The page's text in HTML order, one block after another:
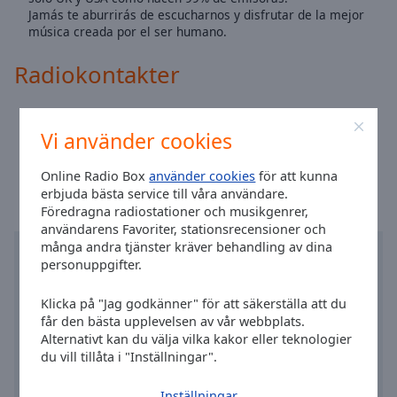
Vi använder cookies
Online Radio Boxanvänder cookies för att kunna
erbjuda bästa service till våra användare.
Föredragna radiostationer och musikgenrer,
användarens Favoriter, stationsrecensioner och
många andra tjänster kräver behandling av dina
personuppgifter.
Klicka på "Jag godkänner" för att säkerställa att du
får den bästa upplevelsen av vår webbplats.
Alternativt kan du välja vilka kakor eller teknologier
du vill tillåta i "Inställningar".
Area
Background
Family
Jamás te aburrirás de escucharnos y disfrutar de la mejor
música creada por el ser humano.
Radiokontakter
Tid i Valencia:17:28, 08.09.2026